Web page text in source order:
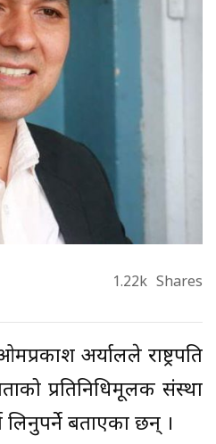
1.22k Shares
अर्यालले राष्ट्रपति
प्रतिनिधिमूलक संस्था
लिनुपर्ने बताएका छन् ।